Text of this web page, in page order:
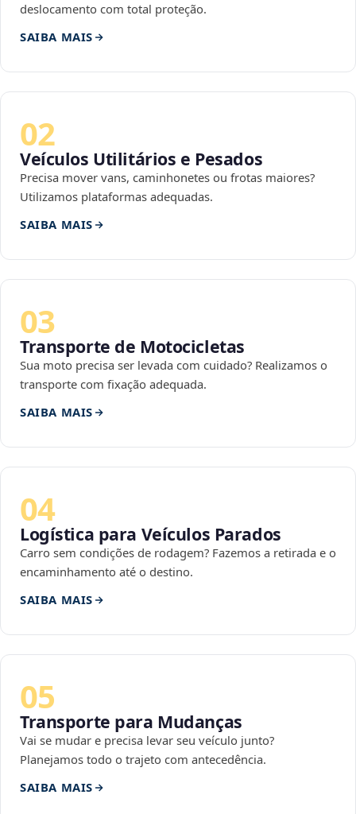
deslocamento com total proteção.
SAIBA MAIS
02
Veículos Utilitários e Pesados
Precisa mover vans, caminhonetes ou frotas maiores?
Utilizamos plataformas adequadas.
SAIBA MAIS
03
Transporte de Motocicletas
Sua moto precisa ser levada com cuidado? Realizamos o
transporte com fixação adequada.
SAIBA MAIS
04
Logística para Veículos Parados
Carro sem condições de rodagem? Fazemos a retirada e o
encaminhamento até o destino.
SAIBA MAIS
05
Transporte para Mudanças
Vai se mudar e precisa levar seu veículo junto?
Planejamos todo o trajeto com antecedência.
SAIBA MAIS